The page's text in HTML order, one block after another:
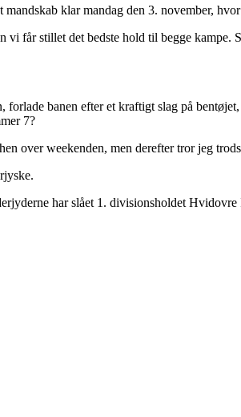
mandskab klar mandag den 3. november,
får stillet det bedste hold til begge
banen efter et kraftigt slag på
7?
over weekenden, men derefter tror jeg
har slået 1. divisionsholdet